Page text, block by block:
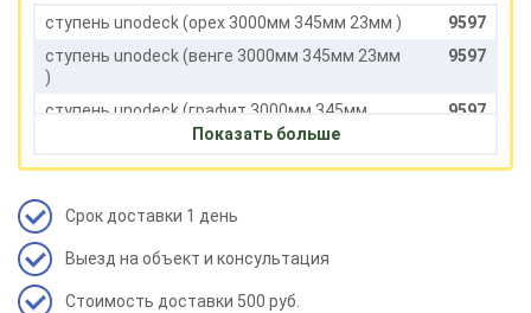
ступень unodeck (орех 3000мм 345мм 23мм )
9597
ступень unodeck (венге 3000мм 345мм 23мм
)
9597
ступень unodeck (графит 3000мм 345мм
9597
ступень unodeck (серый 3000мм 345мм 23мм
9597
ступень unodeck (графит 4000мм 345мм
23мм )
ступень unodeck (серый 4000мм 345мм 23мм
)
Показать больше
Срок доставки 1 день
Выезд на объект и консультация
Стоимость доставки 500 руб.